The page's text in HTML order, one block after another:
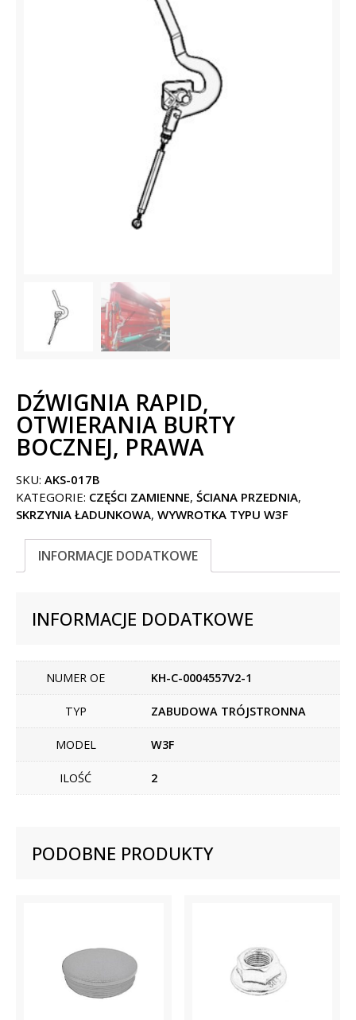
DŹWIGNIA RAPID,
OTWIERANIA BURTY
BOCZNEJ, PRAWA
SKU: AKS-017B
KATEGORIE: CZĘŚCI ZAMIENNE, ŚCIANA PRZEDNIA,
SKRZYNIA ŁADUNKOWA, WYWROTKA TYPU W3F
INFORMACJE DODATKOWE
INFORMACJE DODATKOWE
NUMER OE KH-C-0004557V2-1
TYP ZABUDOWA TRÓJSTRONNA
MODEL W3F
ILOŚĆ 2
PODOBNE PRODUKTY